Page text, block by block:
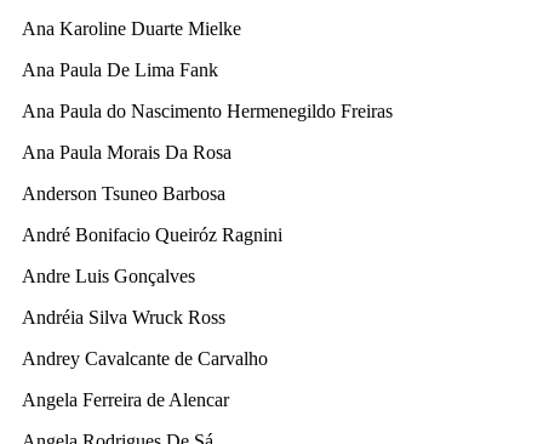
Ana Karoline Duarte Mielke
Ana Paula De Lima Fank
Ana Paula do Nascimento Hermenegildo Freiras
Ana Paula Morais Da Rosa
Anderson Tsuneo Barbosa
André Bonifacio Queiróz Ragnini
Andre Luis Gonçalves
Andréia Silva Wruck Ross
Andrey Cavalcante de Carvalho
Angela Ferreira de Alencar